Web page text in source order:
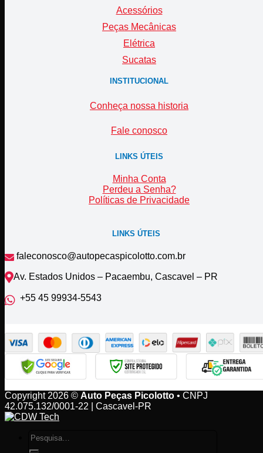
Acessórios
Peças Mecânicas
Elétrica
Sucatas
INSTITUCIONAL
Conheça nossa historia
Fale conosco
LINKS ÚTEIS
Minha Conta
Perdeu a Senha?
Políticas de Privacidade
LINKS ÚTEIS
faleconosco@autopecaspicolotto.com.br
Av. Estados Unidos – Pacaembu, Cascavel – PR
+55 45 99934‑5543‬
Copyright 2026 © Auto Peças Picolotto • CNPJ
42.075.132/0001-22 | Cascavel-PR
Pesquisar
por: